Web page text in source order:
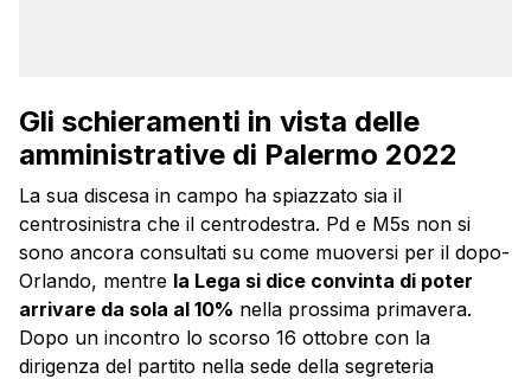
Gli schieramenti in vista delle
amministrative di Palermo 2022
La sua discesa in campo ha spiazzato sia il
centrosinistra che il centrodestra. Pd e M5s non si
sono ancora consultati su come muoversi per il dopo-
Orlando, mentre la Lega si dice convinta di poter
arrivare da sola al 10% nella prossima primavera.
Dopo un incontro lo scorso 16 ottobre con la
dirigenza del partito nella sede della segreteria